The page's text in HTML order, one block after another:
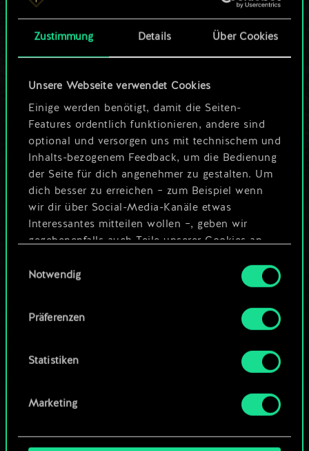
Zustimmung Details Über Cookies
Unsere Webseite verwendet Cookies
Einige werden benötigt, damit die Seiten-
Features ordentlich funktionieren, andere sind
optional und versorgen uns mit technischem und
Inhalts-bezogenem Feedback, um die Bedienung
der Seite für dich angenehmer zu gestalten. Um
dich besser zu erreichen – zum Beispiel wenn
wir dir über Social-Media-Kanäle etwas
Interessantes mitteilen wollen –, geben wir
gegebenenfalls auch Teile unserer Cookies an
Cookies erfordert allerdings deine Zustimmung.
Alle Details zu unserer Nutzung von Cookies
findest du unten im Menü „Einstellungen“, wo
um das Thema Cookies ändern kannst.
Notwendig
Präferenzen
Statistiken
Marketing
Karten.
Wo es doch so viel
mehr sein kann!
Deck benennen und Leitfaden
erstellen
Deck bearbeiten
ODER
Community-Decks durchsuchen